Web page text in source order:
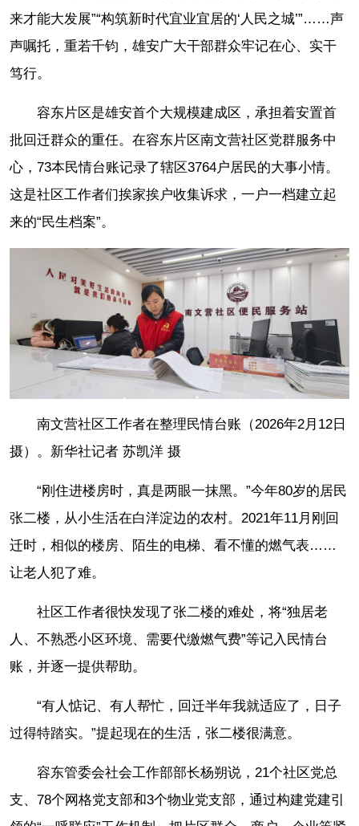
来才能大发展”“构筑新时代宜业宜居的‘人民之城’”……声
声嘱托，重若千钧，雄安广大干部群众牢记在心、实干
笃行。
容东片区是雄安首个大规模建成区，承担着安置首
批回迁群众的重任。在容东片区南文营社区党群服务中
心，73本民情台账记录了辖区3764户居民的大事小情。
这是社区工作者们挨家挨户收集诉求，一户一档建立起
来的“民生档案”。
南文营社区工作者在整理民情台账（2026年2月12日
摄）。新华社记者 苏凯洋 摄
“刚住进楼房时，真是两眼一抹黑。”今年80岁的居民
张二楼，从小生活在白洋淀边的农村。2021年11月刚回
迁时，相似的楼房、陌生的电梯、看不懂的燃气表……
让老人犯了难。
社区工作者很快发现了张二楼的难处，将“独居老
人、不熟悉小区环境、需要代缴燃气费”等记入民情台
账，并逐一提供帮助。
“有人惦记、有人帮忙，回迁半年我就适应了，日子
过得特踏实。”提起现在的生活，张二楼很满意。
容东管委会社会工作部部长杨朔说，21个社区党总
支、78个网格党支部和3个物业党支部，通过构建党建引